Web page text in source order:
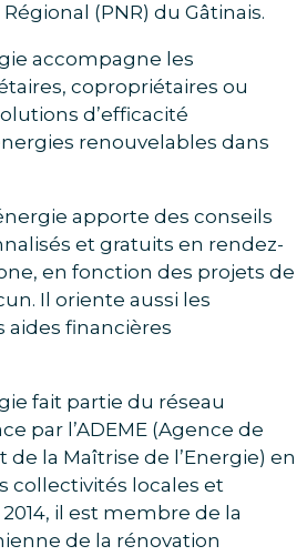
(PNR) du Gâtinais.
accompagne les
copropriétaires ou
d’efficacité
renouvelables dans
apporte des conseils
et gratuits en rendez-
en fonction des projets de
Il oriente aussi les
aides financières
fait partie du réseau
par l’ADEME (Agence de
de la Maîtrise de l’Energie) en
collectivités locales et
il est membre de la
de la rénovation